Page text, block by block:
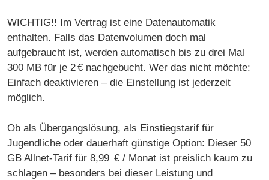
WICHTIG!! Im Vertrag ist eine Datenautomatik
enthalten. Falls das Datenvolumen doch mal
aufgebraucht ist, werden automatisch bis zu drei Mal
300 MB für je 2 € nachgebucht. Wer das nicht möchte:
Einfach deaktivieren – die Einstellung ist jederzeit
möglich.
Ob als Übergangslösung, als Einstiegstarif für
Jugendliche oder dauerhaft günstige Option: Dieser 50
GB Allnet-Tarif für 8,99 € / Monat ist preislich kaum zu
schlagen – besonders bei dieser Leistung und